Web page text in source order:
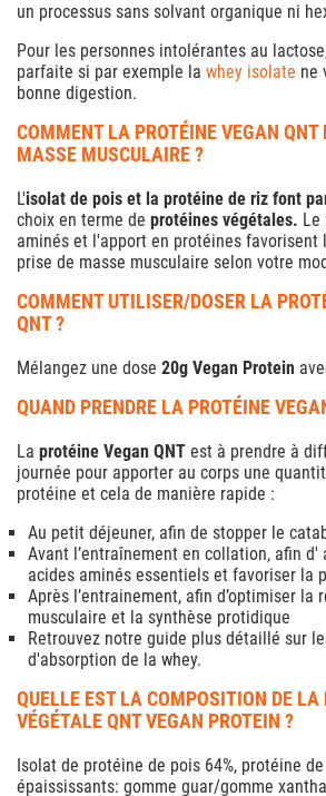
un processus sans solvant organique ni
Pour les personnes intolérantes au
parfaite si par exemple la whey isolate ne
bonne digestion.
COMMENT LA PROTÉINE VEGAN QNT
MASSE MUSCULAIRE ?
L'isolat de pois et la protéine de riz font
choix en terme de protéines végétales.
aminés et l'apport en protéines favorisent
prise de masse musculaire selon votre
COMMENT UTILISER/DOSER LA
QNT ?
Mélangez une dose 20g Vegan Protein
QUAND PRENDRE LA PROTÉINE
La protéine Vegan QNT est à prendre à
journée pour apporter au corps une
protéine et cela de manière rapide :
Au petit déjeuner, afin de stopper le
Avant l’entraînement en collation, afin d'
acides aminés essentiels et favoriser la
Après l’entrainement, afin d’optimiser la
musculaire et la synthèse protidique
Retrouvez notre guide plus détaillé sur
d'absorption de la whey.
QUELLE EST LA COMPOSITION DE LA
VÉGÉTALE QNT VEGAN PROTEIN ?
Isolat de protéine de pois 64%, protéine de
épaississants: gomme guar/gomme